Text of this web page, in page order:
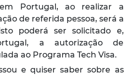
Portugal, ao realizar a
de referida pessoa, será a
poderá ser solicitado e,
a autorização de
ao Programa Tech Visa.
e quiser saber sobre as